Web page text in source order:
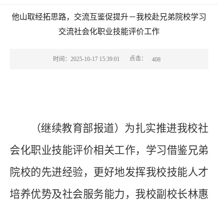
他山取经拓思路，交流互鉴促提升－我校赴兄弟院校学习
交流社会化职业技能评价工作
时间：2025-10-17 15:39:01 点击： 408
（继续教育部报道） 为扎实推进我校社
会化职业技能评价相关工作，学习借鉴兄弟
院校的先进经验，更好地发挥我校技能人才
培养优势及社会服务能力，我校副校长林惠